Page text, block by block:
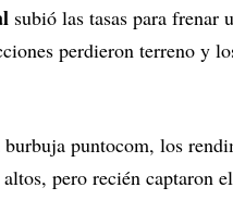
subió las tasas para frenar
perdieron terreno y
puntocom, los
pero recién captaron